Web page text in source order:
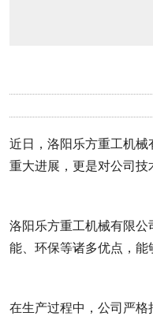
近日，洛阳乐方重工机
重大进展，更是对公司技
洛阳乐方重工机械有限
能、环保等诸多优点，能
在生产过程中，公司严